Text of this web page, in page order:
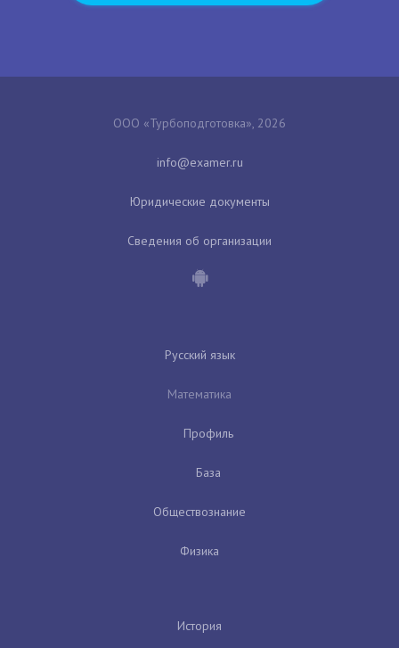
ООО «Турбоподготовка», 2026
Юридические документы
Сведения об организации
Русский язык
Математика
Профиль
База
Обществознание
Физика
История